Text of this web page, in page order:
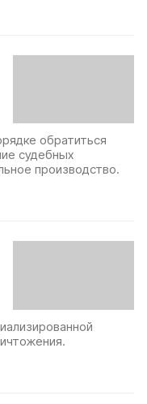
обратиться
судебных
производство.